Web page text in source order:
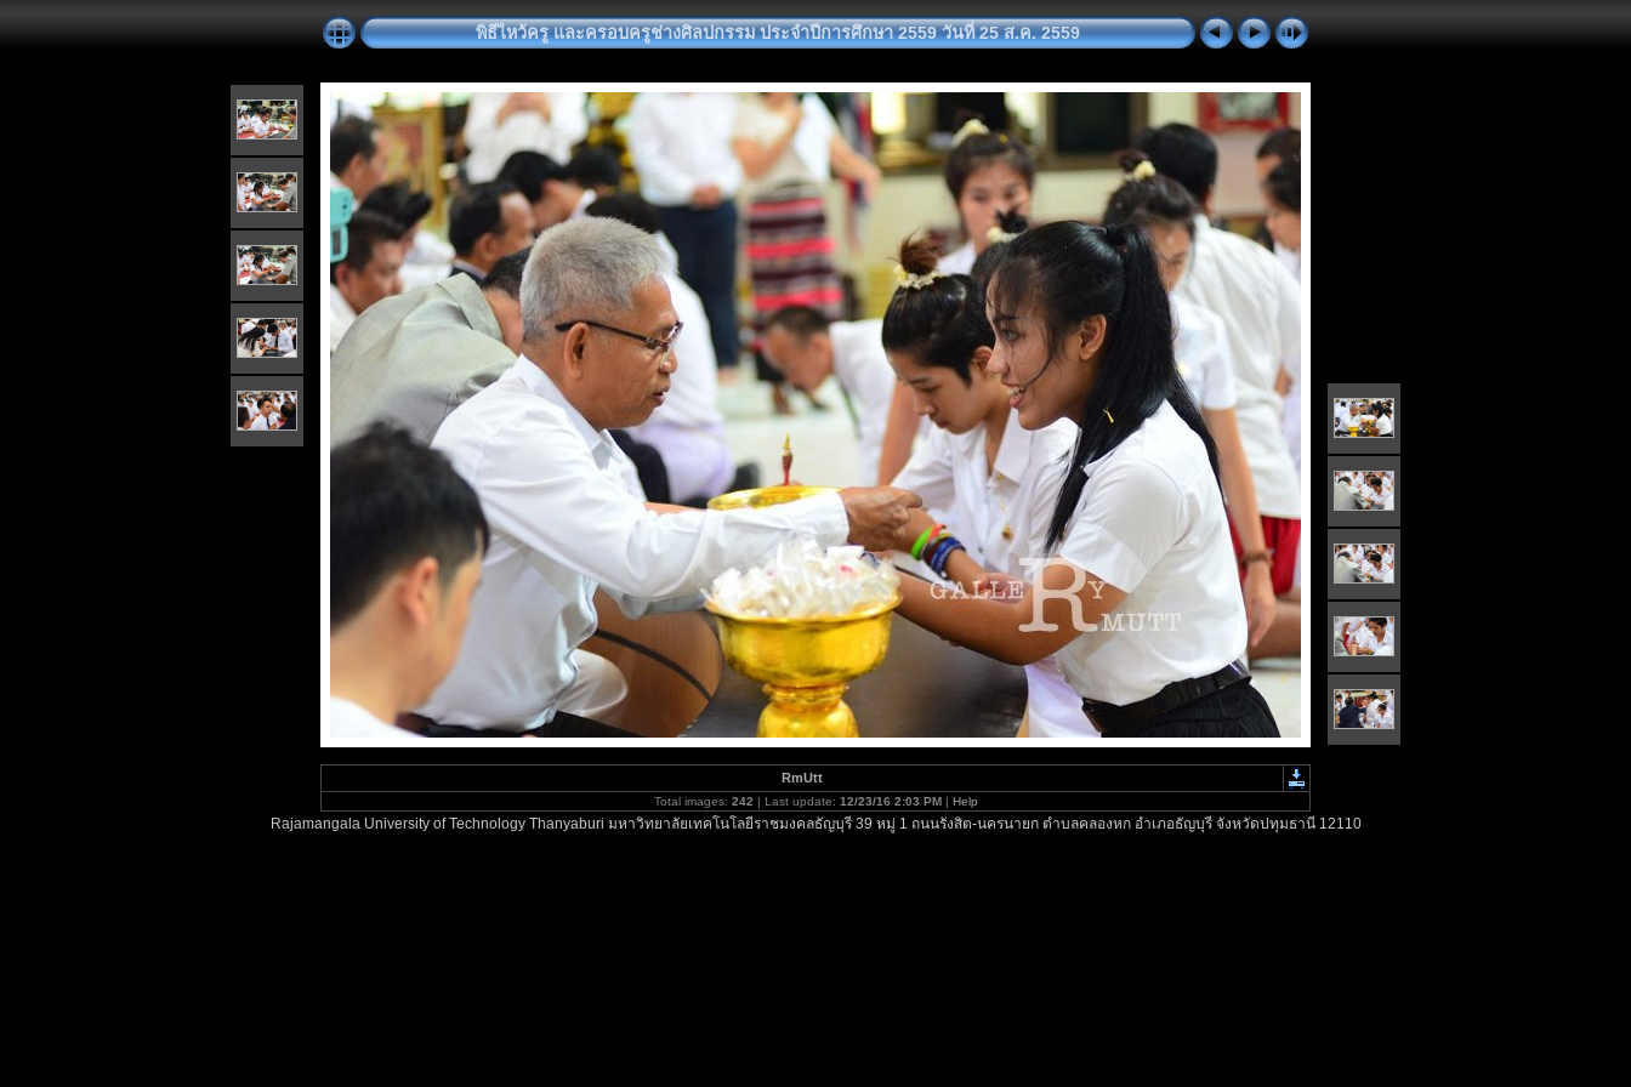
พิธีไหว้ครู และครอบครูช่างศิลปกรรม ประจำปีการศึกษา 2559 วันที่ 25 ส.ค. 2559
RmUtt
Total images: 242 | Last update: 12/23/16 2:03 PM| Help
Rajamangala University of Technology Thanyaburi มหาวิทยาลัยเทคโนโลยีราชมงคลธัญบุรี 39 หมู่ 1 ถนนรังสิต-นครนายก ตำบลคลองหก อำเภอธัญบุรี จังหวัดปทุมธานี 12110